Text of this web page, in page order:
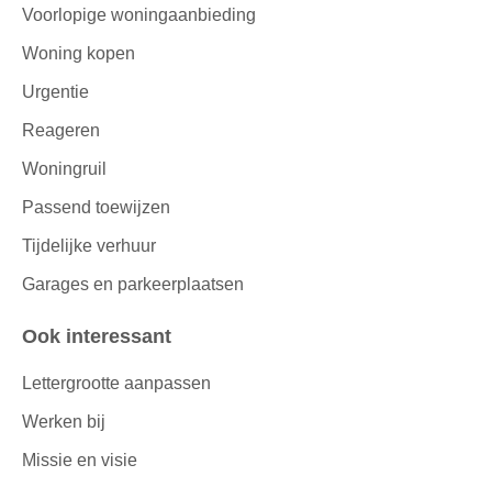
Voorlopige woningaanbieding
Woning kopen
Urgentie
Reageren
Woningruil
Passend toewijzen
Tijdelijke verhuur
Garages en parkeerplaatsen
Ook interessant
Lettergrootte aanpassen
Werken bij
Missie en visie